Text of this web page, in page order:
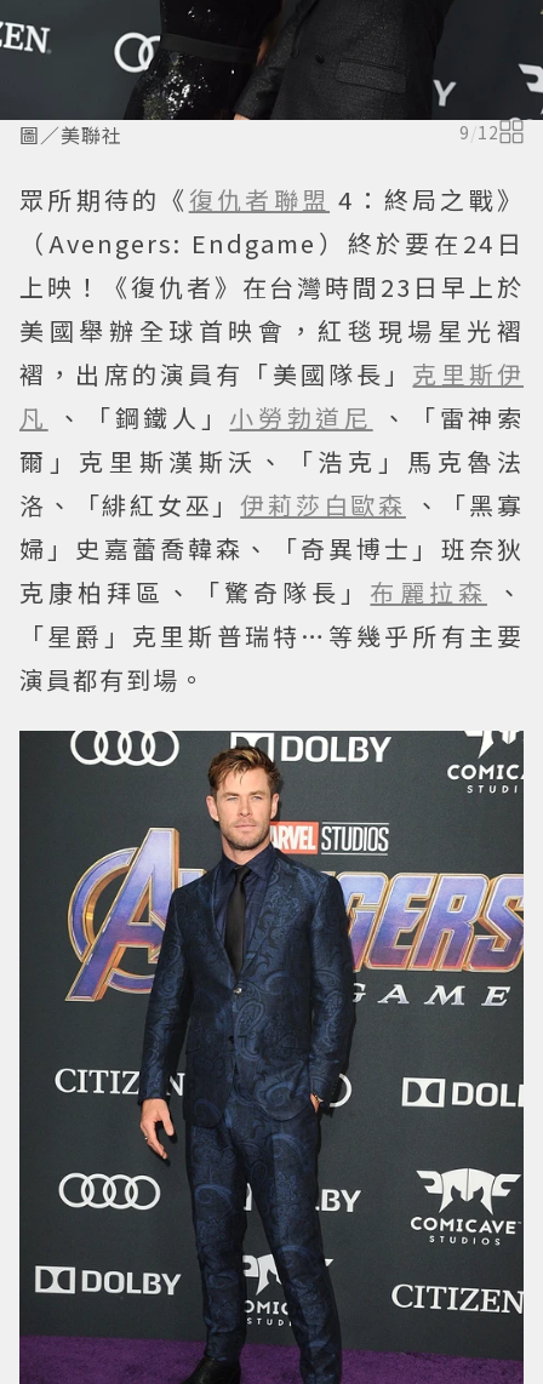
圖／美聯社 9/12
眾所期待的《 復仇者聯盟 4：終局之戰》
（Avengers: Endgame）終於要在24日
上映！《復仇者》在台灣時間23日早上於
美國舉辦全球首映會，紅毯現場星光褶
褶，出席的演員有「美國隊長」 克里斯伊
凡
、「鋼鐵人」 小勞勃道尼
、「雷神索
爾」克里斯漢斯沃、「浩克」馬克魯法
洛、「緋紅女巫」 伊莉莎白歐森 、「黑寡
婦」史嘉蕾喬韓森、「奇異博士」班奈狄
克康柏拜區、「驚奇隊長」 布麗拉森
、
「星爵」克里斯普瑞特…等幾乎所有主要
演員都有到場。